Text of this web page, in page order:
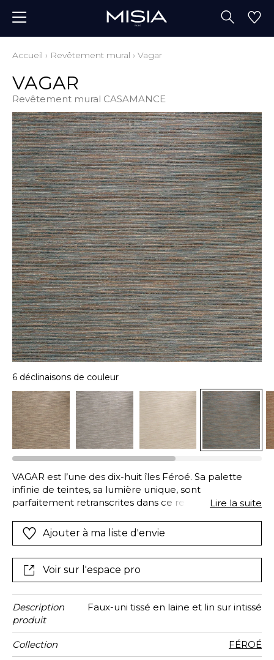
Accueil › Revêtement mural › Vagar
VAGAR
Revêtement mural CASAMANCE
6 déclinaisons de couleur
VAGAR est l’une des dix-huit îles Féroé. Sa palette
infinie de teintes, sa lumière unique, sont
parfaitement retranscrites dans ce revêtement qui se
et de liberté. Les nuances de bleu s’inscrivent aux
côtés de couleurs profondes inspirées de la terre ;
composé surtout de laine et de lin. Un tableau à
l’horizontalité apaisante, qui évoque les paysages à
perte de vue des Féroé.
Lire la suite
Ajouter à ma liste d'envie
Voir sur l'espace pro
Description
produit
Faux-uni tissé en laine et lin sur intissé
Collection FÉROÉ